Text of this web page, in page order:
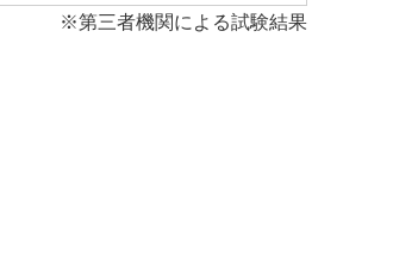
※第三者機関による試験結果